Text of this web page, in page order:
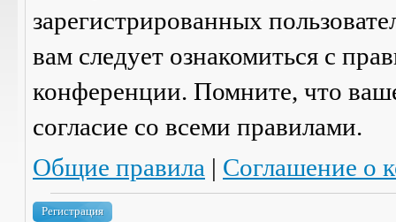
зарегистрированных
вам следует ознакомиться с
конференции. Помните, что
согласие со всеми правилами.
Общие правила | Соглашение о
Регистрация